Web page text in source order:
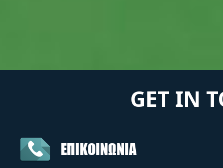
GET IN
ΕΠΙΚΟΙΝΩΝΙΑ